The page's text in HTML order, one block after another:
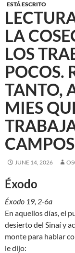
ESTÁ ESCRITO
LA
LOS
POCOS.
TANTO,
MIES
CAMPOS
JUNE 14, 2026
Éxodo
Éxodo 19, 2-6a
En aquellos días, el
desierto del Sinaí y
monte para hablar
le dijo: